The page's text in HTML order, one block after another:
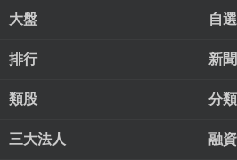
大盤 自
排行 新聞
類股 分
三大法人 融